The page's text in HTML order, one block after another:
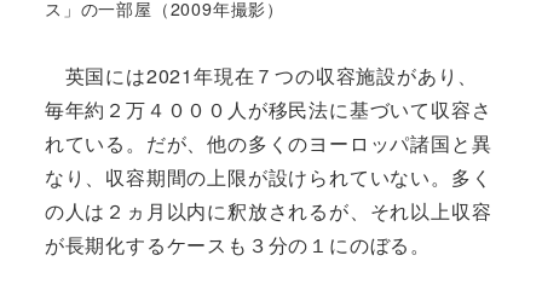
ス」の一部屋（2009年撮影）
英国には2021年現在７つの収容施設があり、
毎年約２万４０００人が移民法に基づいて収容さ
れている。だが、他の多くのヨーロッパ諸国と異
なり、収容期間の上限が設けられていない。多く
の人は２ヵ月以内に釈放されるが、それ以上収容
が長期化するケースも３分の１にのぼる。